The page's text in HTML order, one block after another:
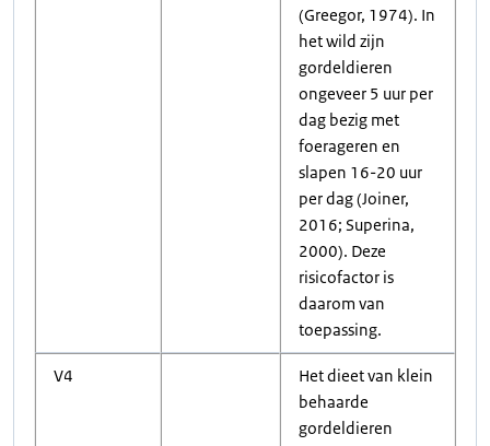
(Greegor, 1974). In
het wild zijn
gordeldieren
ongeveer 5 uur per
dag bezig met
foerageren en
slapen 16-20 uur
per dag (Joiner,
2016; Superina,
2000). Deze
risicofactor is
daarom van
toepassing.
V4
Het dieet van klein
behaarde
gordeldieren